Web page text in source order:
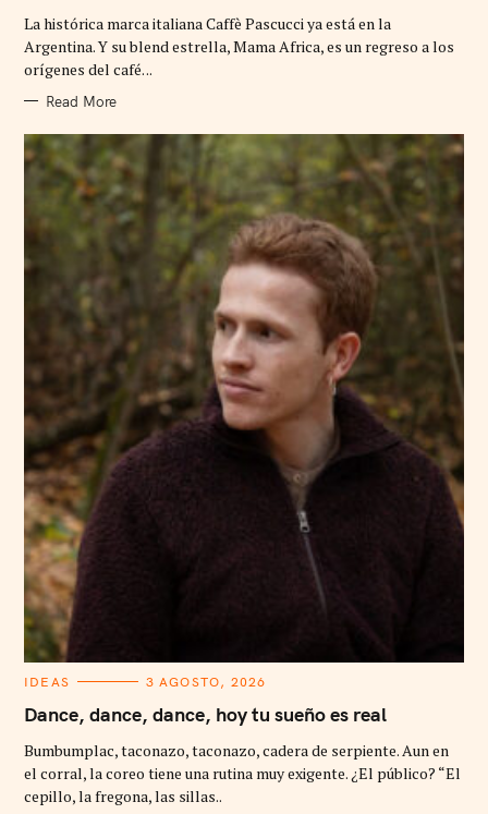
O
R
I
E
La histórica marca italiana Caffè Pascucci ya está en la
Argentina. Y su blend estrella, Mama Africa, es un regreso a los
orígenes del café. ..
Read More
C
T
E
O
R
I
E
IDEAS 3 AGOSTO, 2026
Dance, dance, dance, hoy tu sueño es real
Bumbumplac, taconazo, taconazo, cadera de serpiente. Aun en
el corral, la coreo tiene una rutina muy exigente. ¿El público? “El
cepillo, la fregona, las sillas..